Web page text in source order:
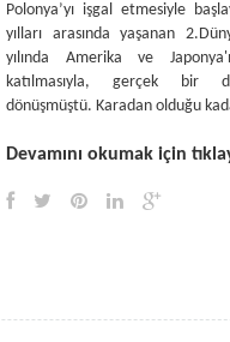
Polonya’yı işgal etmesiyle
yılları arasında yaşanan
yılında Amerika ve
katılmasıyla, gerçek bir
dönüşmüştü. Karadan olduğu
Devamını okumak için